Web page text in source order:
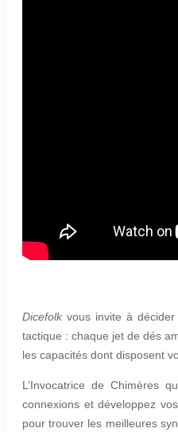
Dicefolk vous invite à
tactique : chaque jet de dés
les capacités dont disposent
L’Invocatrice de Chimères
connexions et développez
pour trouver les meilleures